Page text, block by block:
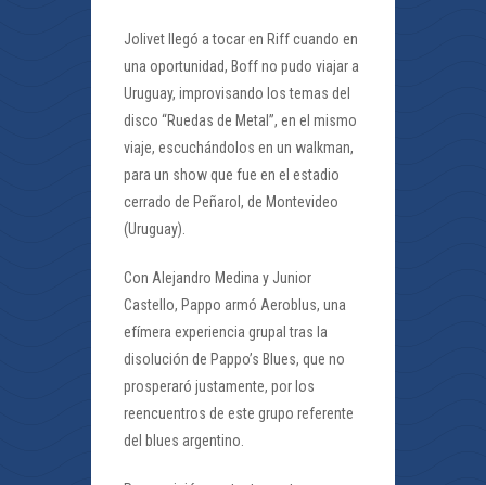
Jolivet llegó a tocar en Riff cuando en
una oportunidad, Boff no pudo viajar a
Uruguay, improvisando los temas del
disco “Ruedas de Metal”, en el mismo
viaje, escuchándolos en un walkman,
para un show que fue en el estadio
cerrado de Peñarol, de Montevideo
(Uruguay).
Con Alejandro Medina y Junior
Castello, Pappo armó Aeroblus, una
efímera experiencia grupal tras la
disolución de Pappo’s Blues, que no
prosperaró justamente, por los
reencuentros de este grupo referente
del blues argentino.